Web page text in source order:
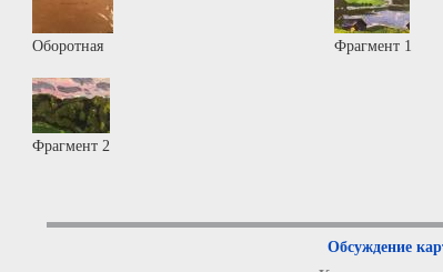
Оборотная Фрагмент 1
Фрагмент 2
Обсуждение